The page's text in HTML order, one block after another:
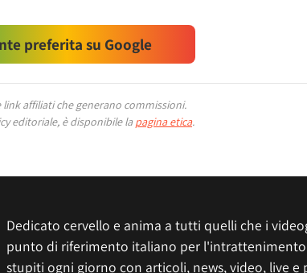
preferita su Google
affiliati che generano commissioni.
editoriale, è disponibile la pagina etica.
Dedicato cervello e anima a tutti quelli che i
punto di riferimento italiano per l'intrattenimento
stupiti ogni giorno con articoli, news, video, live e